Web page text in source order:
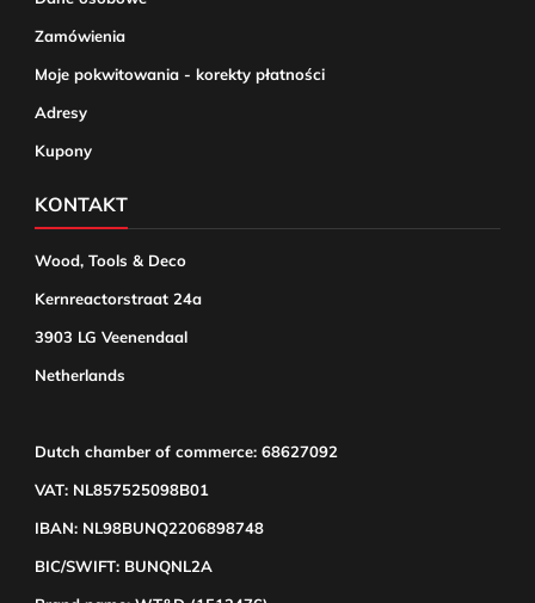
Zamówienia
Moje pokwitowania - korekty płatności
Adresy
Kupony
KONTAKT
Wood, Tools & Deco
Kernreactorstraat 24a
3903 LG Veenendaal
Netherlands
Dutch chamber of commerce: 68627092
VAT: NL857525098B01
IBAN: NL98BUNQ2206898748
BIC/SWIFT: BUNQNL2A